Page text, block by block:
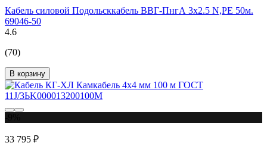
Кабель силовой Подольсккабель ВВГ-ПнгА 3х2.5 N,PE 50м.
69046-50
4.6
(70)
В корзину
33 795 ₽